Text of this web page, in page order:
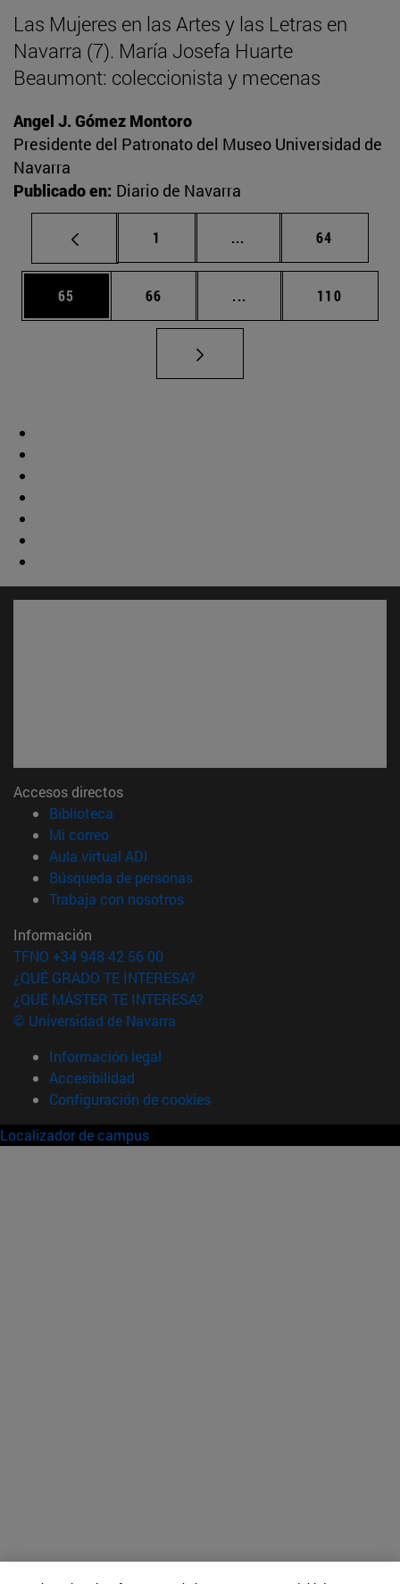
Las Mujeres en las Artes y las Letras en
Navarra (7). María Josefa Huarte
Beaumont: coleccionista y mecenas
Angel J. Gómez Montoro
Presidente del Patronato del Museo Universidad de
Navarra
Publicado en: Diario de Navarra
Página
1 ... Páginas intermedias
Página
64
Página
65 Página
66 ... Páginas intermedias
Página
110
Accesos directos
Biblioteca
Mi correo(abre en nueva ventana)
Aula virtual ADI
Búsqueda de personas(abre en nueva ventana)
Trabaja con nosotros(abre en nueva ventana)
Información
TFNO +34 948 42 56 00
¿QUÉ GRADO TE INTERESA?
¿QUÉ MÁSTER TE INTERESA?
© Universidad de Navarra
Información legal
Accesibilidad
Configuración de cookies
Localizador de campus